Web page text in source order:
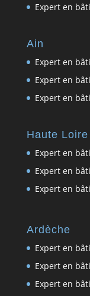
Expert en
Ain
Expert en
Expert en
Expert en
Haute Loire
Expert en
Expert en
Expert en
Ardèche
Expert en
Expert en
Expert en